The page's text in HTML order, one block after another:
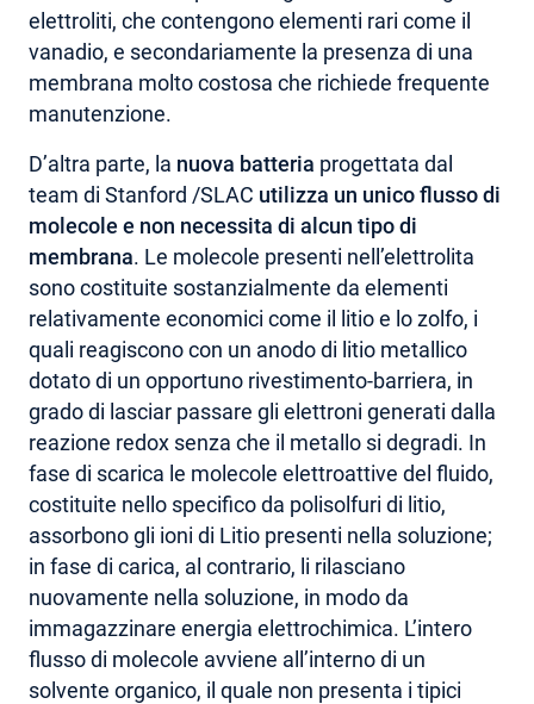
elettroliti, che contengono elementi rari come il
vanadio, e secondariamente la presenza di una
membrana molto costosa che richiede frequente
manutenzione.
D’altra parte, la nuova batteria progettata dal
team di Stanford /SLAC utilizza un unico flusso di
molecole e non necessita di alcun tipo di
membrana. Le molecole presenti nell’elettrolita
sono costituite sostanzialmente da elementi
relativamente economici come il litio e lo zolfo, i
quali reagiscono con un anodo di litio metallico
dotato di un opportuno rivestimento-barriera, in
grado di lasciar passare gli elettroni generati dalla
reazione redox senza che il metallo si degradi. In
fase di scarica le molecole elettroattive del fluido,
costituite nello specifico da polisolfuri di litio,
assorbono gli ioni di Litio presenti nella soluzione;
in fase di carica, al contrario, li rilasciano
nuovamente nella soluzione, in modo da
immagazzinare energia elettrochimica. L’intero
flusso di molecole avviene all’interno di un
solvente organico, il quale non presenta i tipici